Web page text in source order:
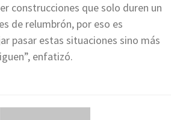
construcciones que solo duren un
de relumbrón, por eso es
pasar estas situaciones sino más
enfatizó.